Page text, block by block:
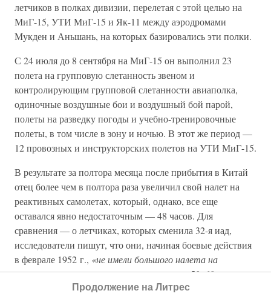
летчиков в полках дивизии, перелетая с этой целью на
МиГ-15, УТИ МиГ-15 и Як-11 между аэродромами
Мукден и Аньшань, на которых базировались эти полки.
С 24 июля до 8 сентября на МиГ-15 он выполнил 23
полета на групповую слетанность звеном и
контролирующим групповой слетанности авиаполка,
одиночные воздушные бои и воздушный бой парой,
полеты на разведку погоды и учебно-тренировочные
полеты, в том числе в зону и ночью. В этот же период —
12 провозных и инструкторских полетов на УТИ МиГ-15.
В результате за полтора месяца после прибытия в Китай
отец более чем в полтора раза увеличил свой налет на
реактивных самолетах, который, однако, все еще
оставался явно недостаточным — 48 часов. Для
сравнения — о летчиках, которых сменила 32-я иад,
исследователи пишут, что они, начиная боевые действия
в феврале 1952 г., «не имели большого налета на
реактивных самолетах… он не превышал 50–60 часов».
Продолжение на Литрес